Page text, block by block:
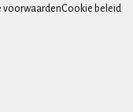
voorwaardenCookie beleid